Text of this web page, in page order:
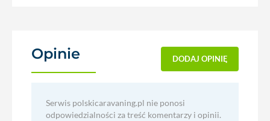
Opinie DODAJ OPINIĘ
Serwis polskicaravaning.pl nie ponosi
odpowiedzialności za treść komentarzy i opinii.